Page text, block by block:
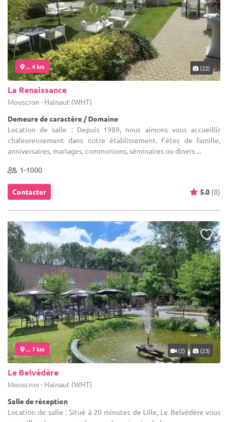
... 4 km (22)
La Renaissance
Mouscron - Hainaut (WHT)
Demeure de caractère / Domaine
Location de salle : Depuis 1989, nous aimons vous accueillir
chaleureusement dans notre établissement. Fêtes de famille,
anniversaires, mariages, communions, séminaires ou dîners ...
1-1000
Contacter 5.0 (8)
... 7 km (2) (23)
Le Belvédère
Mouscron - Hainaut (WHT)
Salle de réception
Location de salle : Situé à 20 minutes de Lille, Le Belvédère vous